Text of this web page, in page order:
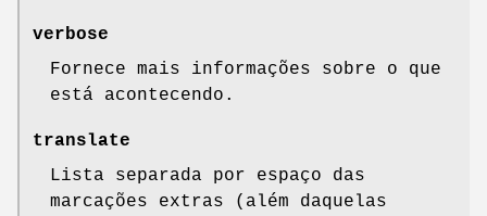
verbose
Fornece mais informações sobre o que
está acontecendo.
translate
Lista separada por espaço das
marcações extras (além daquelas